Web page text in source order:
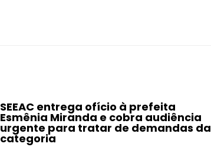
SEEAC entrega ofício à prefeita
Esmênia Miranda e cobra audiência
urgente para tratar de demandas da
categoria